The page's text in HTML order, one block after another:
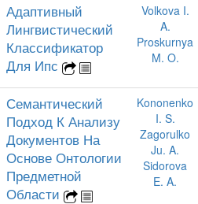
Адаптивный
Лингвистический
Классификатор
Для Ипс
Volkova I.
A.
Proskurnya
M. O.
Семантический
Подход К Анализу
Документов На
Основе Онтологии
Предметной
Области
Kononenko
I. S.
Zagorulko
Ju. A.
Sidorova
E. A.